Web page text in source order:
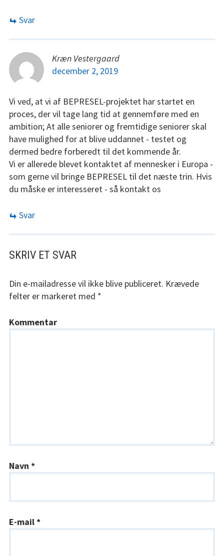
Svar
Kræn Vestergaard
december 2, 2019
Vi ved, at vi af BEPRESEL-projektet har startet en
proces, der vil tage lang tid at gennemføre med en
ambition; At alle seniorer og fremtidige seniorer skal
have mulighed for at blive uddannet - testet og
dermed bedre forberedt til det kommende år.
Vi er allerede blevet kontaktet af mennesker i Europa -
som gerne vil bringe BEPRESEL til det næste trin. Hvis
du måske er interesseret - så kontakt os
Svar
SKRIV ET SVAR
Din e-mailadresse vil ikke blive publiceret. Krævede
felter er markeret med *
Kommentar
Navn *
E-mail*